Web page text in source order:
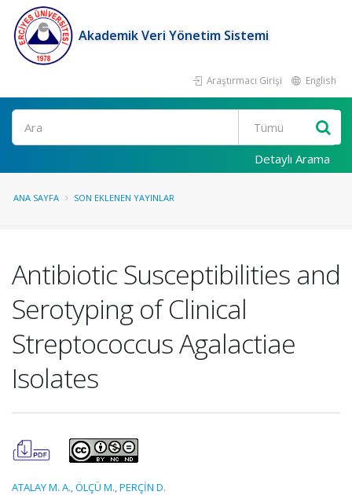
Akademik Veri Yönetim Sistemi
Araştırmacı Girişi English
Ara
Detaylı Arama
ANA SAYFA SON EKLENEN YAYINLAR
Antibiotic Susceptibilities and
Serotyping of Clinical
Streptococcus Agalactiae
Isolates
ATALAY M. A.,ÖLÇÜ M.,PERÇİN D.